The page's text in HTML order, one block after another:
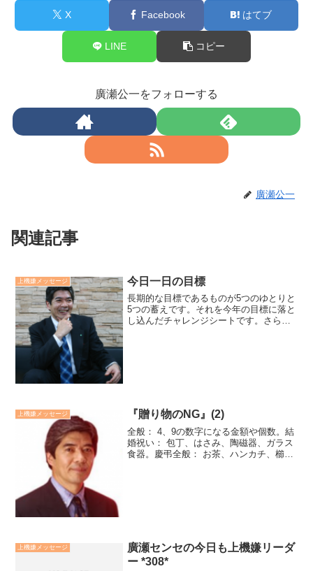
X Facebook はてブ
LINE コピー
廣瀬公一をフォローする
廣瀬公一
関連記事
上機嫌メッセージ 今日一日の目標
長期的な目標であるものが5つのゆとりと
5つの蓄えです。それを今年の目標に落と
し込んだチャレンジシートです。さら
上機嫌メッセージ 『贈り物のNG』(2)
全般： 4、9の数字になる金額や個数。結
婚祝い： 包丁、はさみ、陶磁器、ガラス
食器。慶弔全般： お茶、ハンカチ、櫛。
上機嫌メッセージ
廣瀬センセの今日も上機嫌リーダ
ー *308*